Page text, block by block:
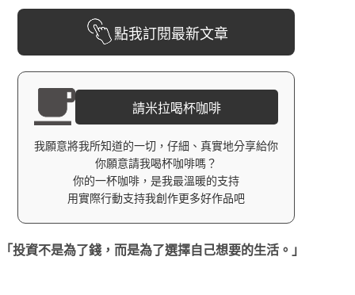
點我訂閱最新文章
請米拉喝杯咖啡
我願意將我所知道的一切，仔細、真實地分享給你
你願意請我喝杯咖啡嗎？
你的一杯咖啡，是我最溫暖的支持
用實際行動支持我創作更多好作品吧
「投資不是為了錢，而是為了選擇自己想要的生活。」